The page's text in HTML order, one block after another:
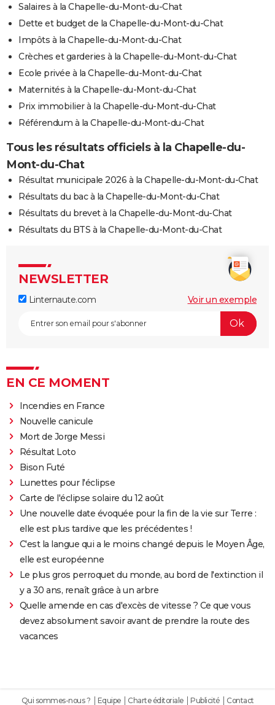
Salaires à la Chapelle-du-Mont-du-Chat
Dette et budget de la Chapelle-du-Mont-du-Chat
Impôts à la Chapelle-du-Mont-du-Chat
Crèches et garderies à la Chapelle-du-Mont-du-Chat
Ecole privée à la Chapelle-du-Mont-du-Chat
Maternités à la Chapelle-du-Mont-du-Chat
Prix immobilier à la Chapelle-du-Mont-du-Chat
Référendum à la Chapelle-du-Mont-du-Chat
Tous les résultats officiels à la Chapelle-du-
Mont-du-Chat
Résultat municipale 2026 à la Chapelle-du-Mont-du-Chat
Résultats du bac à la Chapelle-du-Mont-du-Chat
Résultats du brevet à la Chapelle-du-Mont-du-Chat
Résultats du BTS à la Chapelle-du-Mont-du-Chat
NEWSLETTER
Linternaute.com Voir un exemple
EN CE MOMENT
Incendies en France
Nouvelle canicule
Mort de Jorge Messi
Résultat Loto
Bison Futé
Lunettes pour l'éclipse
Carte de l'éclipse solaire du 12 août
Une nouvelle date évoquée pour la fin de la vie sur Terre :
elle est plus tardive que les précédentes !
C'est la langue qui a le moins changé depuis le Moyen Âge,
elle est européenne
Le plus gros perroquet du monde, au bord de l'extinction il
y a 30 ans, renaît grâce à un arbre
Quelle amende en cas d'excès de vitesse ? Ce que vous
devez absolument savoir avant de prendre la route des
vacances
Qui sommes-nous ? Equipe Charte éditoriale Publicité Contact